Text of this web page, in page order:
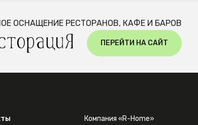
ОСНАЩЕНИЕ РЕСТОРАНОВ, КАФЕ И БАРОВ
ПЕРЕЙТИ НА САЙТ
Компания «R-Home»